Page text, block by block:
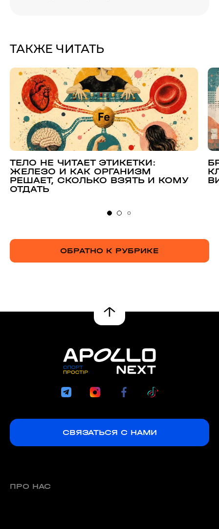
ТАКЖЕ ЧИТАТЬ
ТЕЛО НЕ ЧИТАЕТ ЭТИКЕТКИ:
ЖЕЛЕЗО И КАК ОРГАНИЗМ
РЕШАЕТ, СКОЛЬКО ВЗЯТЬ И КОМУ
ОТДАТЬ
ОБРАТНО К РУБРИКЕ
СВЯЗАТЬСЯ С НАМИ
ПРО НАС